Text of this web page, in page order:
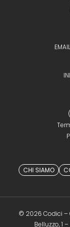
CHI SIAMO
© 2026 Codici –
Belluzzo, 1